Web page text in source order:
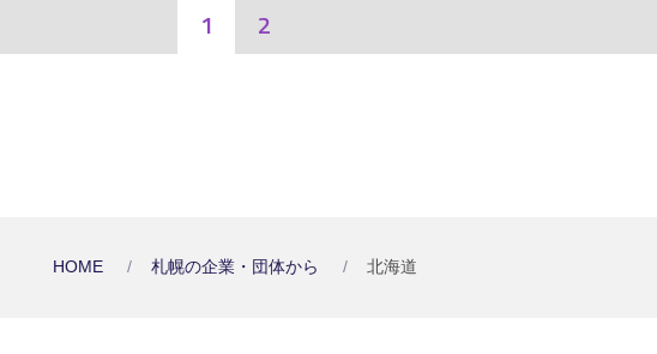
1 2
HOME 札幌の企業・団体から 北海道